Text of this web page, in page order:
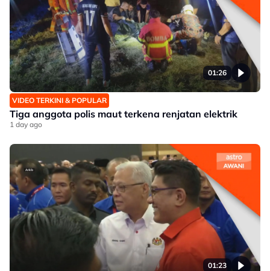
01:26
VIDEO TERKINI & POPULAR
Tiga anggota polis maut terkena renjatan elektrik
1 day ago
01:23